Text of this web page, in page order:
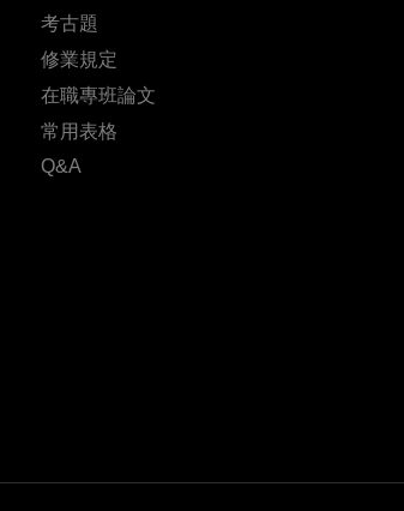
考古題
修業規定
在職專班論文
常用表格
Q&A